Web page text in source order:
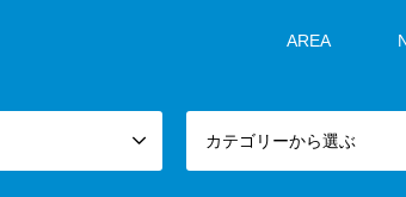
AREA
カテゴリーから選ぶ